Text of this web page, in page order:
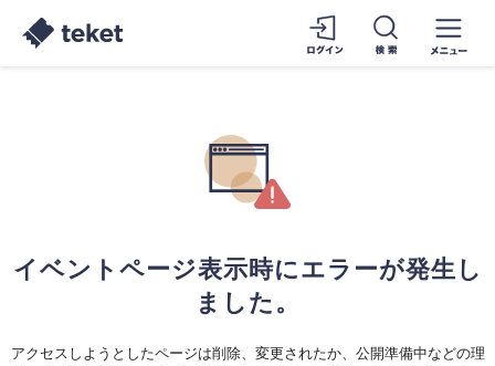
イベントページ表示時にエラーが発生し
ました。
アクセスしようとしたページは削除、変更されたか、公開準備中などの理